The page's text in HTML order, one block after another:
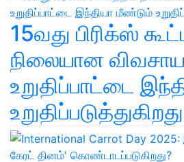
15வது பிரிக்ஸ்
நிலையான
உறுதிப்பாட்டை
உறுதிப்படுத்துகிறது